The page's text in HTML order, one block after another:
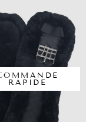
RAPIDE